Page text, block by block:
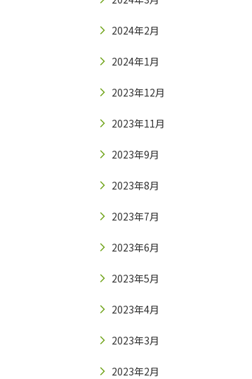
2024年2月
2024年1月
2023年12月
2023年11月
2023年9月
2023年8月
2023年7月
2023年6月
2023年5月
2023年4月
2023年3月
2023年2月